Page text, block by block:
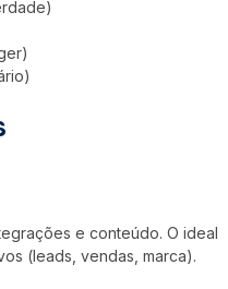
e conteúdo. O ideal
(leads, vendas, marca).